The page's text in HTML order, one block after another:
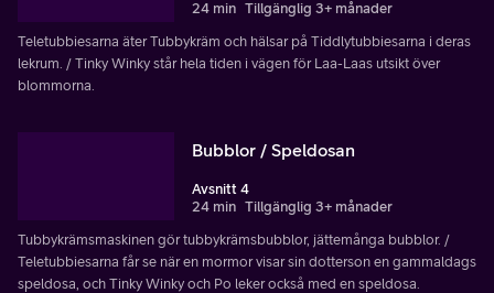
24 min Tillgänglig 3+ månader
Teletubbiesarna äter Tubbykräm och hälsar på Tiddlytubbiesarna i deras
lekrum. / Tinky Winky står hela tiden i vägen för Laa-Laas utsikt över
blommorna.
Bubblor / Speldosan
Avsnitt 4
24 min Tillgänglig 3+ månader
Tubbykrämsmaskinen gör tubbykrämsbubblor, jättemånga bubblor. /
Teletubbiesarna får se när en mormor visar sin dotterson en gammaldags
speldosa, och Tinky Winky och Po leker också med en speldosa.